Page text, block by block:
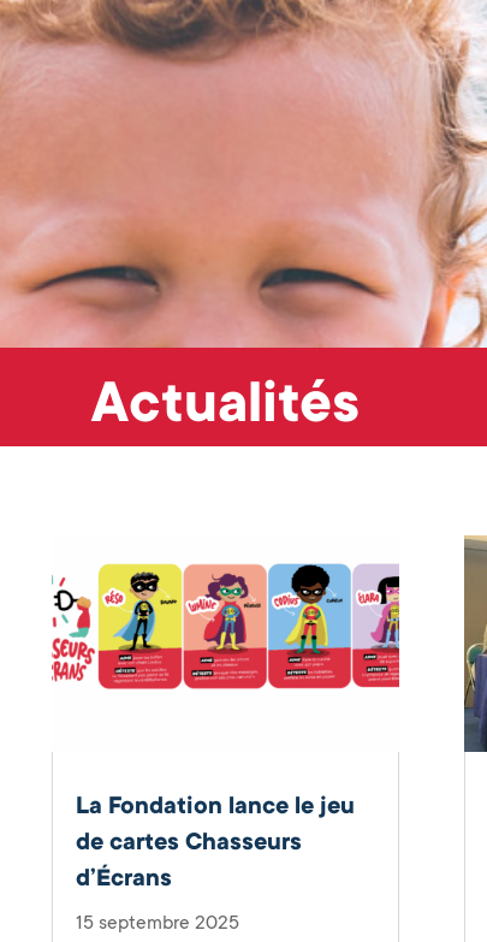
Actualités
La Fondation lance le jeu
de cartes Chasseurs
d’Écrans
15 septembre 2025